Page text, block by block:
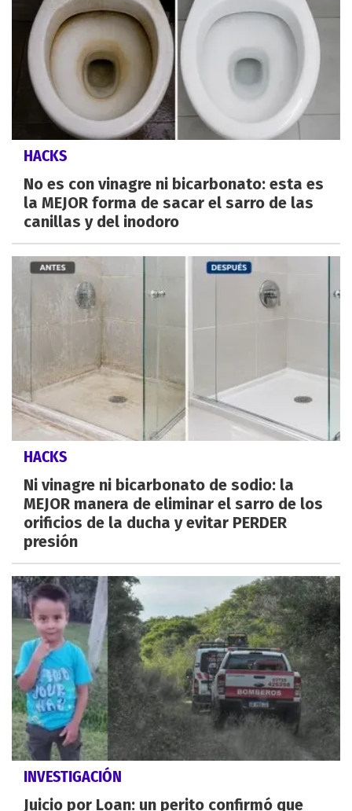
HACKS
No es con vinagre ni bicarbonato: esta es
la MEJOR forma de sacar el sarro de las
canillas y del inodoro
HACKS
Ni vinagre ni bicarbonato de sodio: la
MEJOR manera de eliminar el sarro de los
orificios de la ducha y evitar PERDER
presión
INVESTIGACIÓN
Juicio por Loan: un perito confirmó que